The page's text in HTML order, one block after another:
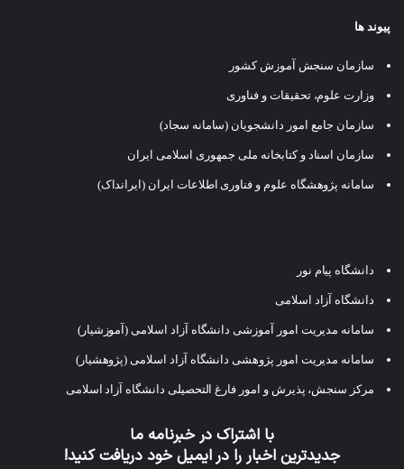
پیوند ها
سازمان سنجش آموزش کشور
وزارت علوم، تحقیقات و فناوری
سازمان جامع امور دانشجویان (سامانه سجاد)
سازمان اسناد و کتابخانه ملی جمهوری اسلامی ایران
سامانه پژوهشگاه علوم و فناوری اطلاعات ایران (ایرانداک)
دانشگاه پیام نور
دانشگاه آزاد اسلامی
سامانه مدیریت امور آموزشی دانشگاه آزاد اسلامی (آموزشیار)
سامانه مدیریت امور پژوهشی دانشگاه آزاد اسلامی (پژوهشیار)
مرکز سنجش، پذیرش و امور فارغ التحصیلی دانشگاه آزاد اسلامی
با اشتراک در خبرنامه ما
جدیدترین اخبار را در ایمیل خود دریافت کنید!